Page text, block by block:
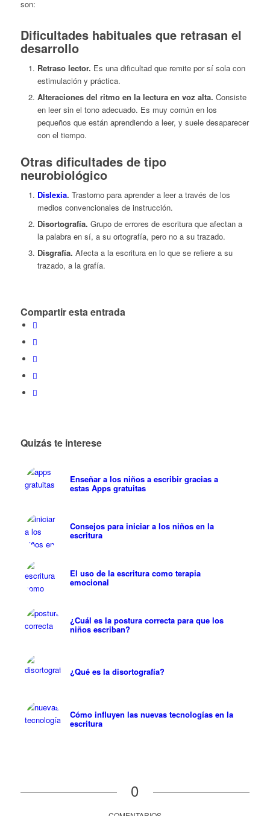
son:
Dificultades habituales que retrasan el
desarrollo
Retraso lector. Es una dificultad que remite por sí sola con
estimulación y práctica.
Alteraciones del ritmo en la lectura en voz alta. Consiste
en leer sin el tono adecuado. Es muy común en los
pequeños que están aprendiendo a leer, y suele desaparecer
con el tiempo.
Otras dificultades de tipo
neurobiológico
Dislexia. Trastorno para aprender a leer a través de los
medios convencionales de instrucción.
Disortografía. Grupo de errores de escritura que afectan a
la palabra en sí, a su ortografía, pero no a su trazado.
Disgrafía. Afecta a la escritura en lo que se refiere a su
trazado, a la grafía.
Compartir esta entrada
Quizás te interese
Enseñar a los niños a escribir gracias a
estas Apps gratuitas
Consejos para iniciar a los niños en la
escritura
El uso de la escritura como terapia
emocional
¿Cuál es la postura correcta para que los
niños escriban?
¿Qué es la disortografía?
Cómo influyen las nuevas tecnologías en la
escritura
0